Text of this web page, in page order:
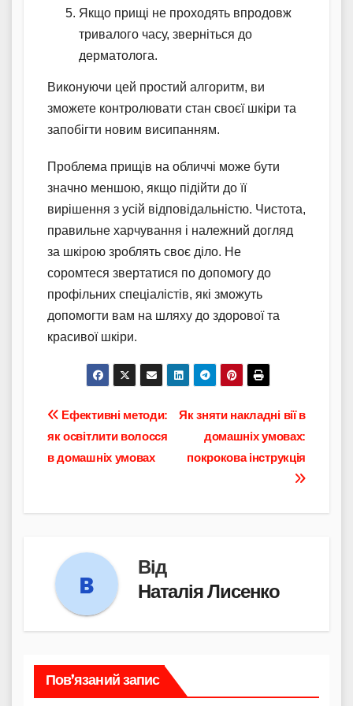
Якщо прищі не проходять впродовж
тривалого часу, зверніться до
дерматолога.
Виконуючи цей простий алгоритм, ви
зможете контролювати стан своєї шкіри та
запобігти новим висипанням.
Проблема прищів на обличчі може бути
значно меншою, якщо підійти до її
вирішення з усій відповідальністю. Чистота,
правильне харчування і належний догляд
за шкірою зроблять своє діло. Не
соромтеся звертатися по допомогу до
профільних спеціалістів, які зможуть
допомогти вам на шляху до здорової та
красивої шкіри.
Навігація
записів
Як зняти накладні вії в
домашніх умовах:
покрокова інструкція
Ефективні методи:
як освітлити волосся
в домашніх умовах
Від
Наталія Лисенко
Пов’язаний запис